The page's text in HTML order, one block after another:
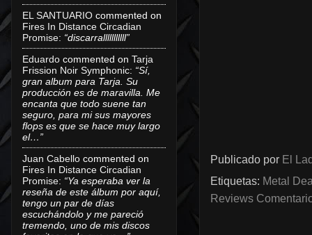
Publicado por El
Etiquetas: Metal
Reviews
EL SANTUARIO commented on
Fires In Distance Circadian
Promise: “discarralllllllllll”
Eduardo commented on Tarja
Frission Noir Symphonic: “Sí,
gran album para Tarja. Su
producción es de maravilla. Me
encanta que todo suene tan
seguro, para mi sus mayores
flops es que se hace muy largo
el…”
Juan Cabello commented on
Fires In Distance Circadian
Promise: “Ya esperaba ver la
reseña de este álbum por aquí,
tengo un par de días
escuchándolo y me pareció
tremendo, uno de mis discos